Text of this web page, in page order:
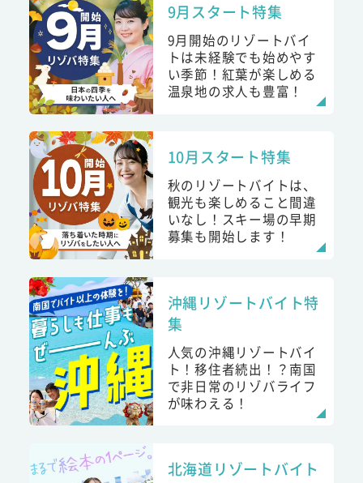
9月スタート特集
9月開始のリゾートバイ
トは未経験でも始めやす
い季節！紅葉が楽しめる
温泉地の求人も豊富！
10月スタート特集
秋のリゾートバイトは、
観光も楽しめること間違
いなし！スキー場の早期
募集も開始します！
沖縄リゾートバイト特
集
人気の沖縄リゾートバイ
ト！移住者続出！？南国
で非日常のリゾバライフ
が味わえる！
北海道リゾートバイト